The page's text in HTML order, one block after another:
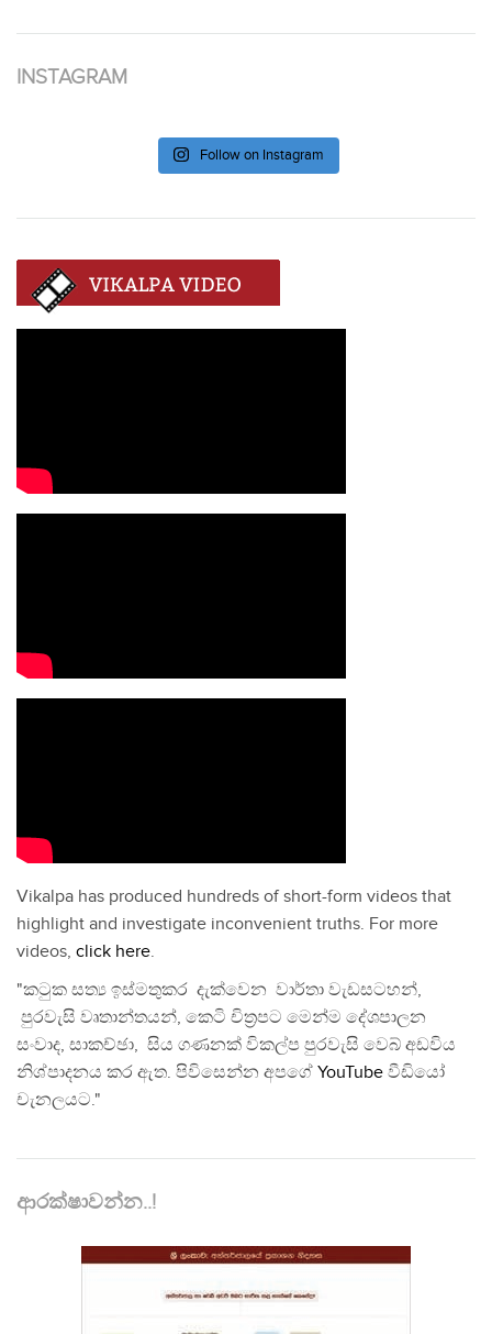
INSTAGRAM
Follow on Instagram
Vikalpa has produced hundreds of short-form videos that
highlight and investigate inconvenient truths. For more
videos, click here.
"කටුක සත්‍ය ඉස්මතුකර දැක්වෙන වාර්තා වැඩසටහන්,
පුරවැසි වෘතාන්තයන්, කෙටි චිත්‍රපට මෙන්ම දේශපාලන
සංවාද, සාකච්ඡා, සිය ගණනක් විකල්ප පුරවැසි වෙබ් අඩවිය
නිශ්පාදනය කර ඇත. පිවිසෙන්න අපගේ YouTube වීඩියෝ
චැනලයට."
ආරක්ෂාවන්න..!